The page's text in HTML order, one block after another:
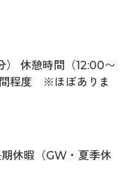
休憩時間（12:00〜
程度 ※ほぼありま
休暇（GW・夏季休